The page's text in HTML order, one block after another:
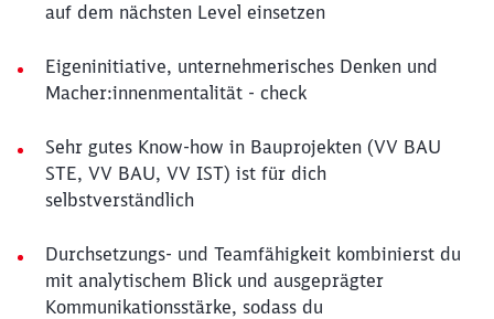
auf dem nächsten Level einsetzen
Eigeninitiative, unternehmerisches Denken und
Macher:innenmentalität - check
Sehr gutes Know-how in Bauprojekten (VV BAU
STE, VV BAU, VV IST) ist für dich
selbstverständlich
Durchsetzungs- und Teamfähigkeit kombinierst du
mit analytischem Blick und ausgeprägter
Kommunikationsstärke, sodass du